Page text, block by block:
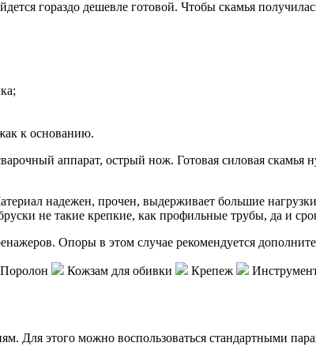
гораздо дешевле готовой. Чтобы скамья
к основанию.
аппарат, острый нож. Готовая силовая
надежен, прочен, выдерживает большие
не такие крепкие, как профильные трубы, да и
Опоры в этом случае рекомендуется
Поролон Кожзам для обивки Крепеж
Для этого можно воспользоваться стандартными